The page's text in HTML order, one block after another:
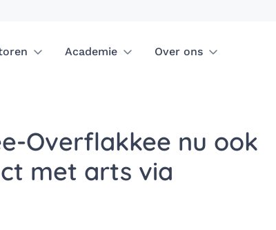
Academie Over ons
Overflakkee nu ook
met arts via